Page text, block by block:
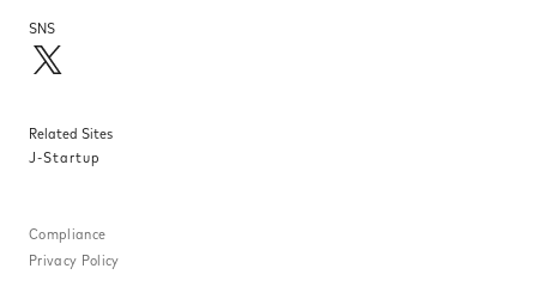
SNS
Related Sites
J-Startup
Compliance
Privacy Policy